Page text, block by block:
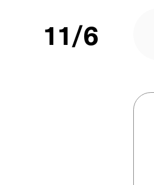
11/6